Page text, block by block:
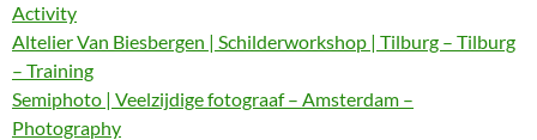
Activity
Altelier Van Biesbergen | Schilderworkshop | Tilburg – Tilburg
– Training
Semiphoto | Veelzijdige fotograaf – Amsterdam –
Photography